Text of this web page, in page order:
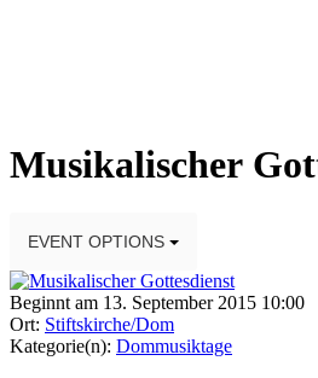
Musikalischer
EVENT OPTIONS
Beginnt am 13. September 2015 10:00
Ort: Stiftskirche/Dom
Kategorie(n): Dommusiktage